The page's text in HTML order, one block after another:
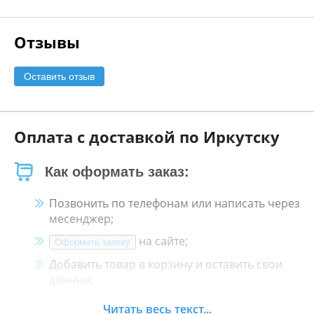
Отзывы
Оставить отзыв
Оплата с доставкой по Иркутску
Как оформать заказ:
Позвонить по телефонам или написать через
месенджер;
Оформить заявку
на сайте;
Добавить товар в корзину и оставить свои
данные;
Менеджер свяжется с Вами в течение 30
Читать весь текст...